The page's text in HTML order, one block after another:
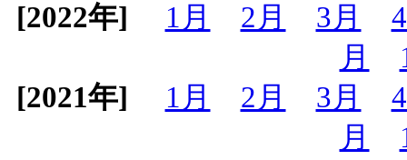
[2022年]
1月 2月 3月
月
[2021年]
1月 2月 3月
月